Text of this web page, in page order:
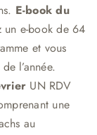
E-book du
un e-book de 64
et vous
l’année.
UN RDV
une
au